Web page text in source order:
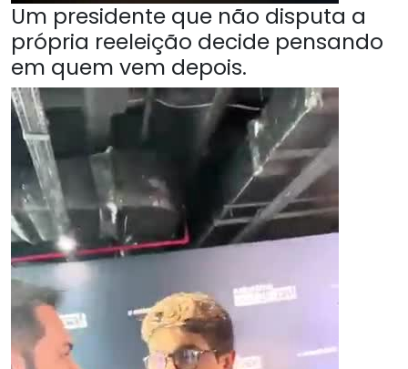
Um presidente que não disputa a
própria reeleição decide pensando
em quem vem depois.